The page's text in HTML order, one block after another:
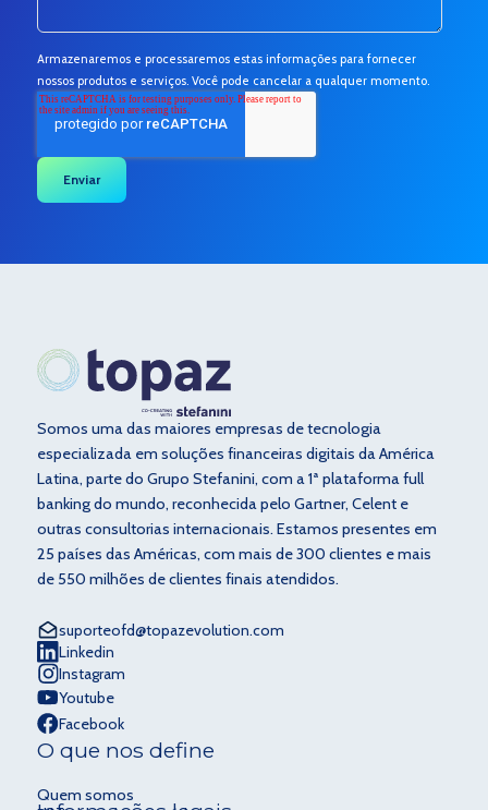
Armazenaremos e processaremos estas informações para fornecer
nossos produtos e serviços. Você pode cancelar a qualquer momento.
Somos uma das maiores empresas de tecnologia
especializada em soluções financeiras digitais da América
Latina, parte do Grupo Stefanini, com a 1ª plataforma full
banking do mundo, reconhecida pelo Gartner, Celent e
outras consultorias internacionais. Estamos presentes em
25 países das Américas, com mais de 300 clientes e mais
de 550 milhões de clientes finais atendidos.
suporteofd@topazevolution.com
Linkedin
Instagram
Youtube
Facebook
O que nos define
Quem somos